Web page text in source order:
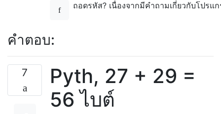
ถอดรหัส? เนื่องจากมีคำถามเกี่ยวกับโปรแ
คำตอบ:
7
Pyth, 27 + 29 =
56 ไบต์